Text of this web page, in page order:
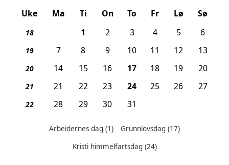
Uke Ma Ti On To Fr Lø Sø
18 1 , Arbeidernes dag
2 3 4 5 6
19 7 8 9 10 11 12 13
20 14 15 16 17, Grunnlovsdag
18 19 20
21 21 22 23 24, Kristi himmelfartsdag
25 26 27
22 28 29 30 31
Helligdager denne måneden:
Arbeidernes dag(1) Grunnlovsdag (17)
Kristi himmelfartsdag (24)